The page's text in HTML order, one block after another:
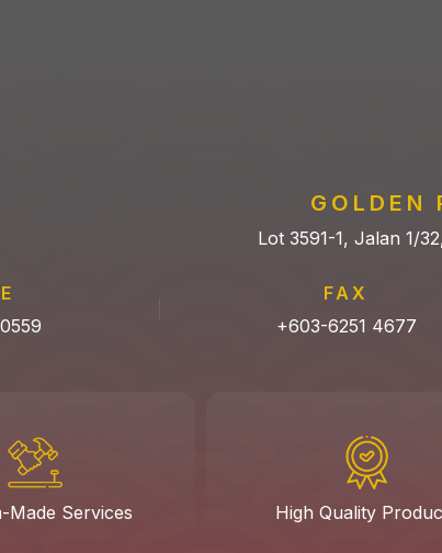
GOLDEN
Lot 3591-1, Jalan 1/
FAX
+603-6251 4677
Made Services High Quality